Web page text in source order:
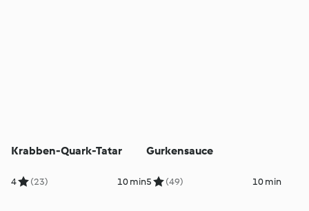
Krabben-Quark-Tatar
4 (23) 10 min
Gurkensauce
5 (49) 10 min